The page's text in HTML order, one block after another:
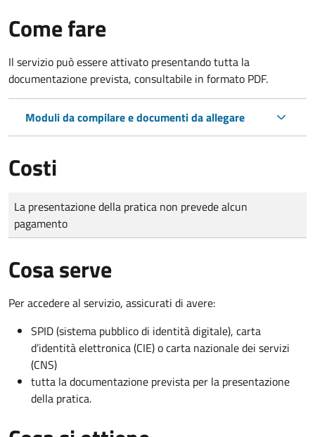
Come fare
Il servizio può essere attivato presentando tutta la
documentazione prevista, consultabile in formato PDF.
Moduli da compilare e documenti da allegare
Costi
Tipo di pagamento
Importo
La presentazione della pratica non prevede alcun
pagamento
Cosa serve
Per accedere al servizio, assicurati di avere:
SPID (sistema pubblico di identità digitale), carta
d’identità elettronica (CIE) o carta nazionale dei servizi
(CNS)
tutta la documentazione prevista per la presentazione
della pratica.